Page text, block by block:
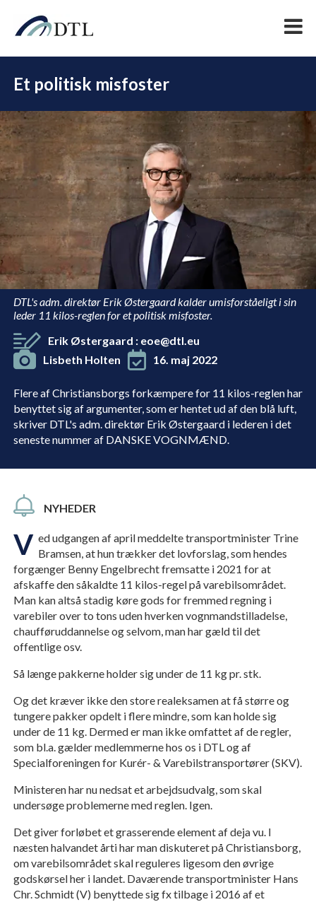
DEL
NYHEDER
Et politisk misfoster
Flere af Christiansborgs forkæmpere for 11 kilos-reglen har
benyttet sig af argumenter, som er hentet ud af den blå luft,
skriver DTL's adm. direktør Erik Østergaard i lederen i det
seneste nummer af DANSKE VOGNMÆND.
DTL's adm. direktør Erik Østergaard kalder umisforståeligt i sin
leder 11 kilos-reglen for et politisk misfoster.
Erik Østergaard : eoe@dtl.eu
Lisbeth Holten
16. maj 2022
V ed udgangen af april meddelte transportminister Trine
Bramsen, at hun trækker det lovforslag, som hendes
forgænger Benny Engelbrecht fremsatte i 2021 for at
afskaffe den såkaldte 11 kilos-regel på varebilsområdet.
Man kan altså stadig køre gods for fremmed regning i
varebiler over to tons uden hverken vognmandstilladelse,
chaufføruddannelse og selvom, man har gæld til det
offentlige osv.
Så længe pakkerne holder sig under de 11 kg pr. stk.
Og det kræver ikke den store realeksamen at få større og
tungere pakker opdelt i flere mindre, som kan holde sig
under de 11 kg. Dermed er man ikke omfattet af de regler,
som bl.a. gælder medlemmerne hos os i DTL og af
Specialforeningen for Kurér- & Varebilstransportører (SKV).
Ministeren har nu nedsat et arbejdsudvalg, som skal
undersøge problemerne med reglen. Igen.
Det giver forløbet et grasserende element af deja vu. I
næsten halvandet årti har man diskuteret på Christiansborg,
om varebilsområdet skal reguleres ligesom den øvrige
godskørsel her i landet. Daværende transportminister Hans
Chr. Schmidt (V) benyttede sig fx tilbage i 2016 af et